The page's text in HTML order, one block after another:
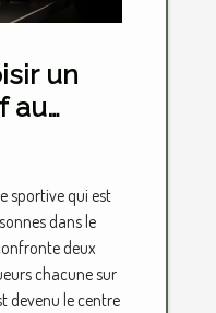
un
au
sportive qui est
dans le
deux
chacune sur
devenu le centre